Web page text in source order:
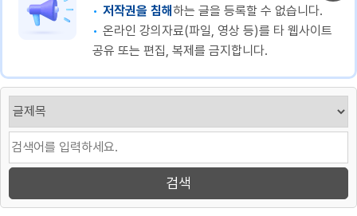
저작권을 침해하는 글을 등록할 수 없습니다.
온라인 강의자료(파일, 영상 등)를 타 웹사이트
공유 또는 편집, 복제를 금지합니다.